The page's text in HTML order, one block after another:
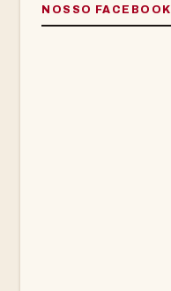
NOSSO FACEBOOK